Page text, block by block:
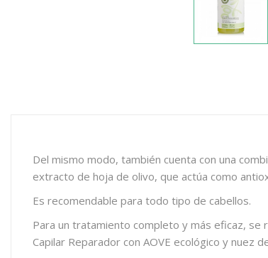
Del mismo modo, también cuenta con una
extracto de hoja de olivo, que actúa como
Es recomendable para todo tipo de cabellos.
Para un tratamiento completo y más eficaz, se
Capilar Reparador con AOVE ecológico y nuez